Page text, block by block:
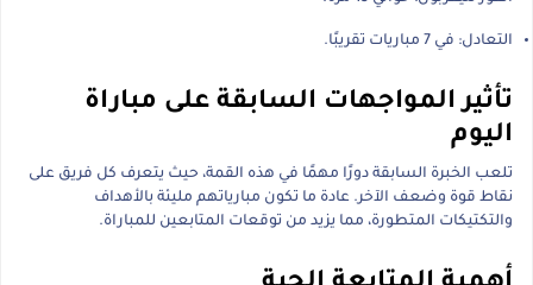
التعادل: في 7 مباريات تقريبًا.
تأثير المواجهات السابقة على مباراة
اليوم
تلعب الخبرة السابقة دورًا مهمًا في هذه القمة، حيث يتعرف كل فريق على
نقاط قوة وضعف الآخر. عادة ما تكون مبارياتهم مليئة بالأهداف
والتكتيكات المتطورة، مما يزيد من توقعات المتابعين للمباراة.